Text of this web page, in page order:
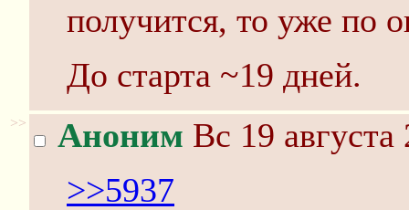
получится, то уже по
До старта ~19 дней.
>> Аноним Вс 19
>>5937